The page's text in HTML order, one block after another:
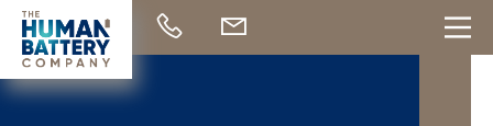
HOME
HERSTEL